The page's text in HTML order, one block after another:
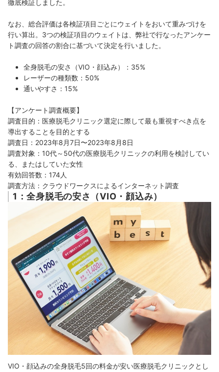
徹底検証しました。
なお、総合評価は各検証項目ごとにウェイトをおいて重みづけを
行い算出。3つの検証項目のウェイトは、弊社で行なったアンケー
ト調査の回答の割合に基づいて決定を行いました。
全身脱毛の安さ（VIO・顔込み）：35%
レーザーの種類数：50%
通いやすさ：15%
【アンケート調査概要】
調査目的：医療脱毛クリニック選定に際して最も重視すべき点を
導出することを目的とする
調査日：2023年8月7日〜2023年8月8日
調査対象：10代～50代の医療脱毛クリニックの利用を検討してい
る、またはしていた女性
有効回答数：174人
調査方法：クラウドワークスによるインターネット調査
1：全身脱毛の安さ（VIO・顔込み）
VIO・顔込みの全身脱毛5回の料金が安い医療脱毛クリニックとし